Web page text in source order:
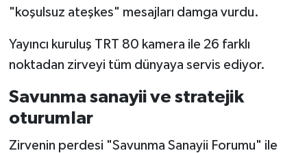
"koşulsuz ateşkes" mesajları damga vurdu.
Yayıncı kuruluş TRT 80 kamera ile 26 farklı
noktadan zirveyi tüm dünyaya servis ediyor.
Savunma sanayii ve stratejik
oturumlar
Zirvenin perdesi "Savunma Sanayii Forumu" ile